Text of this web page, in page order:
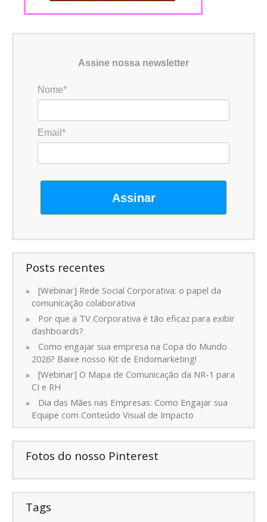
Assine nossa newsletter
Nome*
Email*
Assinar
Posts recentes
[Webinar] Rede Social Corporativa: o papel da
comunicação colaborativa
Por que a TV Corporativa é tão eficaz para exibir
dashboards?
Como engajar sua empresa na Copa do Mundo
2026? Baixe nosso Kit de Endomarketing!
[Webinar] O Mapa de Comunicação da NR-1 para
CI e RH
Dia das Mães nas Empresas: Como Engajar sua
Equipe com Conteúdo Visual de Impacto
Fotos do nosso Pinterest
Tags